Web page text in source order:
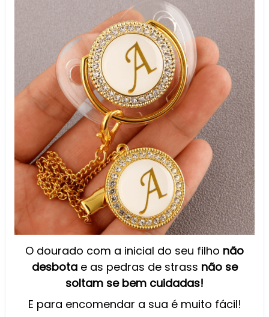
O dourado com a inicial do seu filho não
desbotae as pedras de strass não se
soltam se bem cuidadas!
E para encomendar a sua é muito fácil!